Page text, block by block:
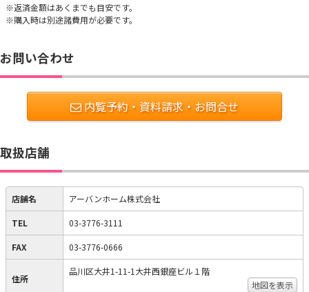
※返済金額はあくまでも目安です。
※購入時は別途諸費用が必要です。
お問い合わせ
内覧予約・資料請求・お問合せ
取扱店舗
店舗名 アーバンホーム株式会社
TEL 03-3776-3111
FAX 03-3776-0666
住所
品川区大井1-11-1大井西銀座ビル１階
地図を表示